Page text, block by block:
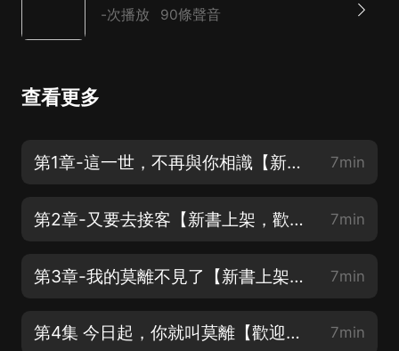
-次播放 90條聲音
查看更多
第1章-這一世，不再與你相識【新書上架，歡迎訂閱、轉發、評論】 7min
第2章-又要去接客【新書上架，歡迎訂閱、轉發、評論】 7min
第3章-我的莫離不見了【新書上架，歡迎訂閱、轉發、評論】 7min
第4集 今日起，你就叫莫離【歡迎訂閱、轉發、評論】 7min